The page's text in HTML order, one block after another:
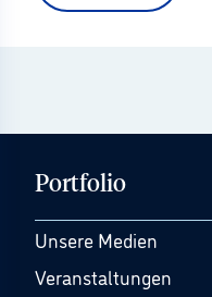
Portfolio
Unsere Medien
Veranstaltungen